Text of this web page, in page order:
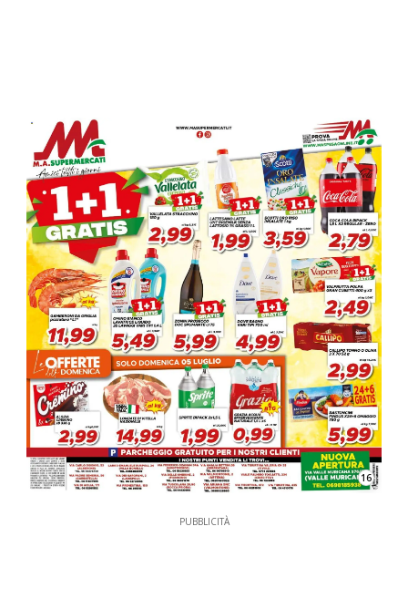
16
PUBBLICITÀ